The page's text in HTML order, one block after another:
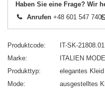
Haben Sie eine Frage? Wir
Anrufen +48 601 547 740
Produktcode
IT-SK-21808.01
Marke
ITALIEN MODE
Produkttyp
elegantes Kleid
Mode
ausgestelltes